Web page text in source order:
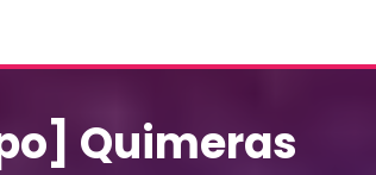
Quimeras